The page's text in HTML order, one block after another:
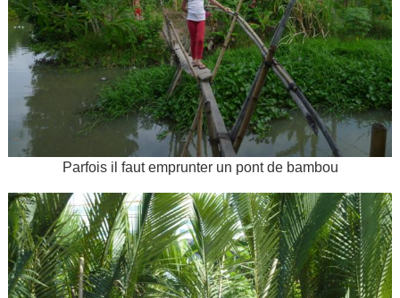
Parfois il faut emprunter un pont de bambou